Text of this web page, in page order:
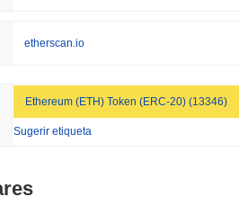
etherscan.io
Ethereum (ETH) Token (ERC-20) (13346)
Sugerir etiqueta